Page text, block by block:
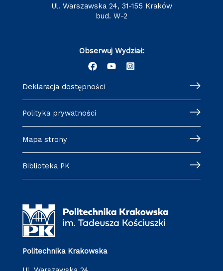
ul. Warszawska 24, 31-155 Kraków
bud. W-2
Obserwuj Wydział:
Deklaracja dostępności
Polityka prywatności
Mapa strony
Biblioteka PK
Politechnika Krakowska